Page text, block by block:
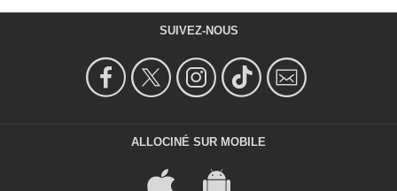
SUIVEZ-NOUS
ALLOCINÉ SUR MOBILE